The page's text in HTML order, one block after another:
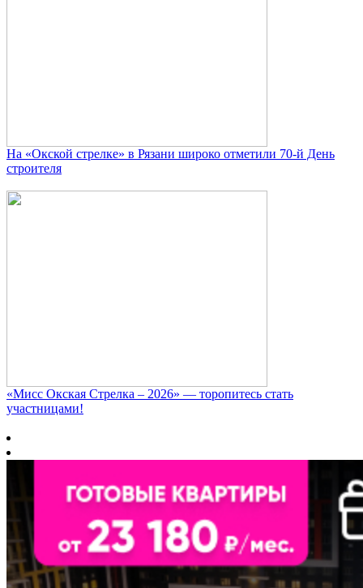
На «Окской стрелке» в Рязани широко отметили 70-й День
строителя
«Мисс Окская Стрелка – 2026» — торопитесь стать
участницами!